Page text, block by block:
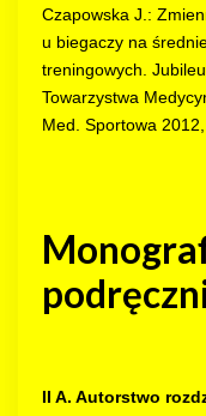
Czapowska J.:
u biegaczy na
treningowych.
Towarzystwa
Med. Sportowa
II A. Autorstwo